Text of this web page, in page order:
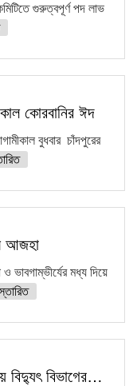
কমিটিতে গুরুত্বপূর্ণ পদ লাভ
কোরবানির ঈদ
বুধবার চাঁদপুরের
আজহা
মধ্য দিয়ে
বিদ্যুৎ বিভাগের…